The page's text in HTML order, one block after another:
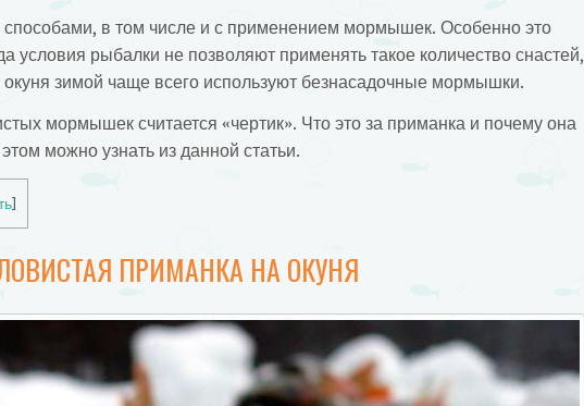
в том числе и с применением мормышек. Особенно это
условия рыбалки не позволяют применять такое количество снастей,
окуня зимой чаще всего используют безнасадочные мормышки.
мормышек считается «чертик». Что это за приманка и почему она
можно узнать из данной статьи.
]
ПРИМАНКА НА ОКУНЯ